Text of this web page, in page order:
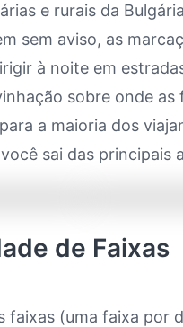
e rurais da
sem aviso, as
à noite em
sobre onde as
a maioria dos
sai das principais
de Faixas
faixas (uma faixa por